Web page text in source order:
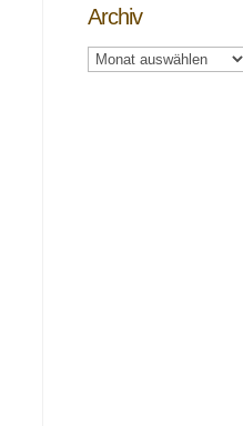
Archiv
Archiv